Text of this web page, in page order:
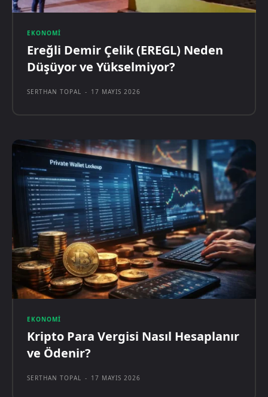
EKONOMI
Ereğli Demir Çelik (EREGL) Neden
Düşüyor ve Yükselmiyor?
SERTHAN TOPAL - 17 MAYIS 2026
EKONOMI
Kripto Para Vergisi Nasıl Hesaplanır
ve Ödenir?
SERTHAN TOPAL - 17 MAYIS 2026